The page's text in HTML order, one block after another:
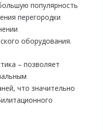
популярность
перегородки
оборудования.
– позволяет
что значительно